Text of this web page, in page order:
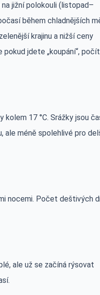
jižní polokouli (listopad–
během chladnějších
krajinu a nižší ceny
jdete „koupání“,
kolem 17 °C. Srážky jsou
ale méně spolehlivé pro
nocemi. Počet deštivých
ale už se začíná rýsovat